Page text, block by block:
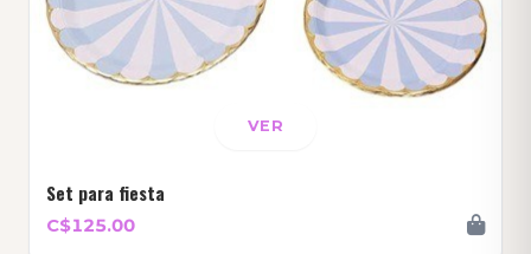
VER
Set para fiesta
C$125.00